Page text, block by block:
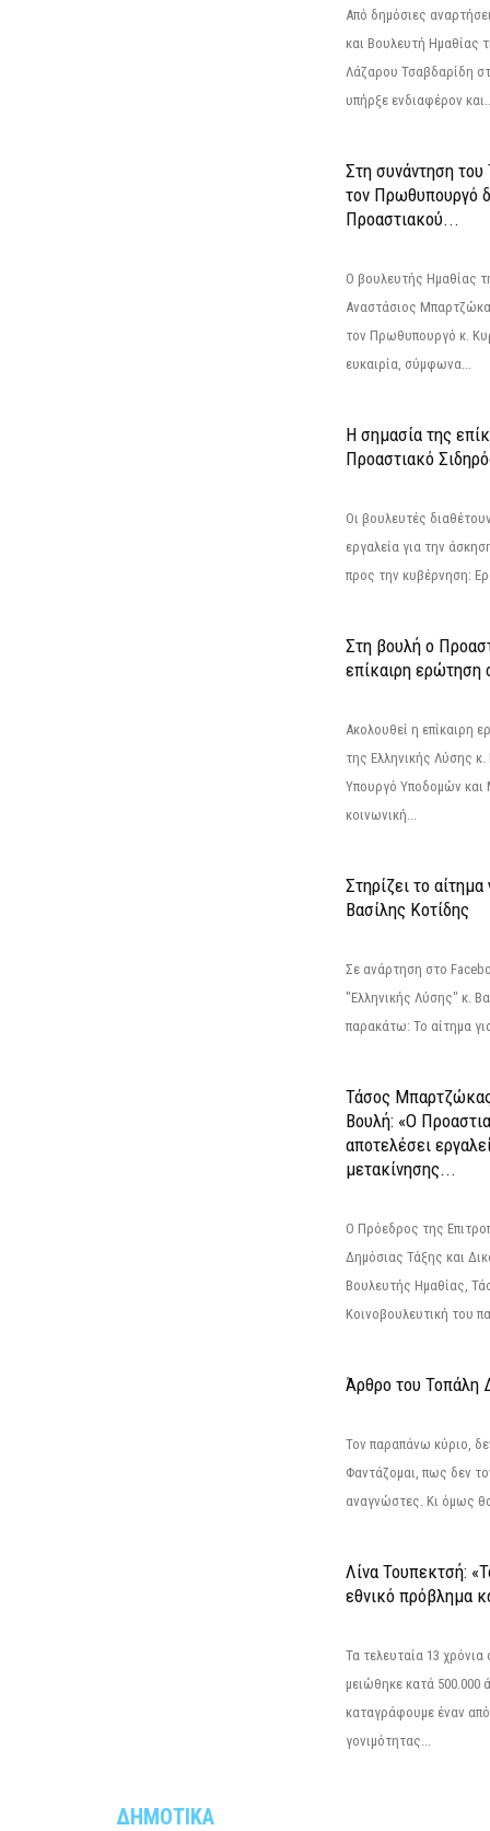
Από δημόσιες
και Βουλευτή Ημαθίας
Λάζαρου Τσαβδαρίδη
υπήρξε ενδιαφέρον
Στη συνάντηση
τον Πρωθυπουργό
Προαστιακού...
Ο βουλευτής Ημαθίας
Αναστάσιος
τον Πρωθυπουργό κ.
ευκαιρία, σύμφωνα...
Η σημασία της
Προαστιακό
Οι βουλευτές
εργαλεία για την
προς την κυβέρνηση:
Στη βουλή ο
επίκαιρη ερώτηση
Ακολουθεί η επίκαιρη
της Ελληνικής Λύσης
Υπουργό Υποδομών
κοινωνική...
Στηρίζει το
Βασίλης Κοτίδης
Σε ανάρτηση στο
"Ελληνικής Λύσης" κ.
παρακάτω: Το αίτημα
Τάσος
Βουλή: «Ο
αποτελέσει
μετακίνησης...
Ο Πρόεδρος της
Δημόσιας Τάξης και
Βουλευτής Ημαθίας,
Κοινοβουλευτική του
Άρθρο του Τοπάλη
Τον παραπάνω κύριο,
Φαντάζομαι, πως δεν
αναγνώστες. Κι όμως
Λίνα Τουπεκτσή:
εθνικό πρόβλημα
Τα τελευταία 13
μειώθηκε κατά
καταγράφουμε έναν
γονιμότητας...
ΔΗΜΟΤΙΚΑ